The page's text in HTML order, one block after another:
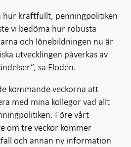
hur kraftfullt, penningpolitiken
vi bedöma hur robusta
och lönebildningen nu är
utvecklingen påverkas av
sa Flodén.
kommande veckorna att
med mina kollegor vad allt
Före vårt
om tre veckor kommer
och annan ny information